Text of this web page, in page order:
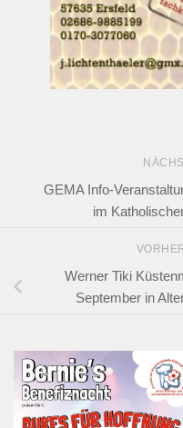
GEMA Info-
im
Werner Tiki
September in